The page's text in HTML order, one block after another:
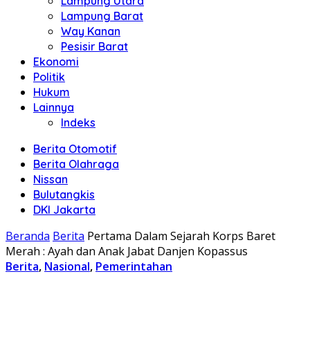
Lampung Barat
Way Kanan
Pesisir Barat
Ekonomi
Politik
Hukum
Lainnya
Indeks
Berita Otomotif
Berita Olahraga
Nissan
Bulutangkis
DKI Jakarta
Beranda Berita Pertama Dalam Sejarah Korps Baret
Merah : Ayah dan Anak Jabat Danjen Kopassus
Berita, Nasional, Pemerintahan